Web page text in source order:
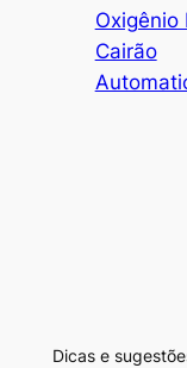
Oxigênio
Cairão
Dicas e